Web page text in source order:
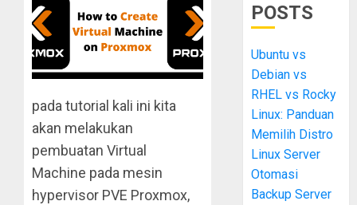
pada tutorial kali ini kita
akan melakukan
pembuatan Virtual
Machine pada mesin
hypervisor PVE Proxmox,
POSTS
Ubuntu vs
Debian vs
RHEL vs Rocky
Linux: Panduan
Memilih Distro
Linux Server
Otomasi
Backup Server